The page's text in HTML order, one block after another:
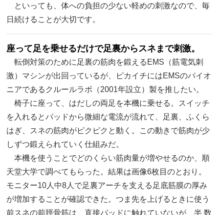
といっても、体への負担の少ない軽めの刺激なので、毎
日続けることが大切です。
座って足を乗せるだけで足裏からスネまで刺激。
転倒対策のために足裏の筋肉を鍛えるEMS（筋電気刺
激）マシンが出回っているが、ピカイチにはEMSのパイオ
ニアであるクルールラボ（2001年設立）製を推したい。
椅子に座って、はだしの両足を本機に乗せる。スイッチ
を入れるとパッドから微細な電流が流れて、足裏、ふくら
はぎ、スネの筋肉がピクピクと動く。この動きで筋肉が少
しずつ鍛えられていく仕組みだ。
本機を使うことでどのくらい筋肉量が増やせるのか、順
天堂大学で調べてもらった。結果は画像6枚目のとおり。
モニター10人中8人で足裏アーチを支える足底筋膜の厚み
が増加することが確認できた。つま先を上げるときに使う
前スネの前脛骨筋は、直接パッドに触れていないが、半 数